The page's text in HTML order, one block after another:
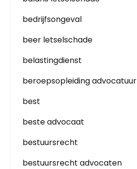
bedrijfsongeval
beer letselschade
belastingdienst
beroepsopleiding advocatuur
best
beste advocaat
bestuursrecht
bestuursrecht advocaten